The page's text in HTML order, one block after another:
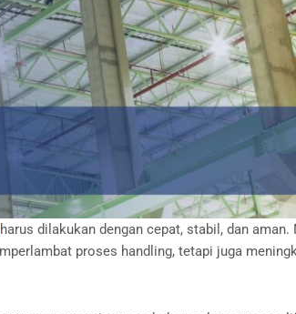
harus dilakukan dengan cepat, stabil, dan
proses handling, tetapi juga